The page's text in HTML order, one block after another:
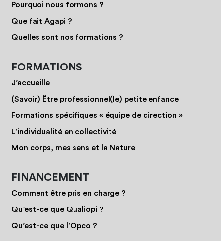
Pourquoi nous formons ?
Que fait Agapi ?
Quelles sont nos formations ?
FORMATIONS
J’accueille
(Savoir) Être professionnel(le) petite enfance
Formations spécifiques « équipe de direction »
L’individualité en collectivité
Mon corps, mes sens et la Nature
FINANCEMENT
Comment être pris en charge ?
Qu’est-ce que Qualiopi ?
Qu’est-ce que l’Opco ?